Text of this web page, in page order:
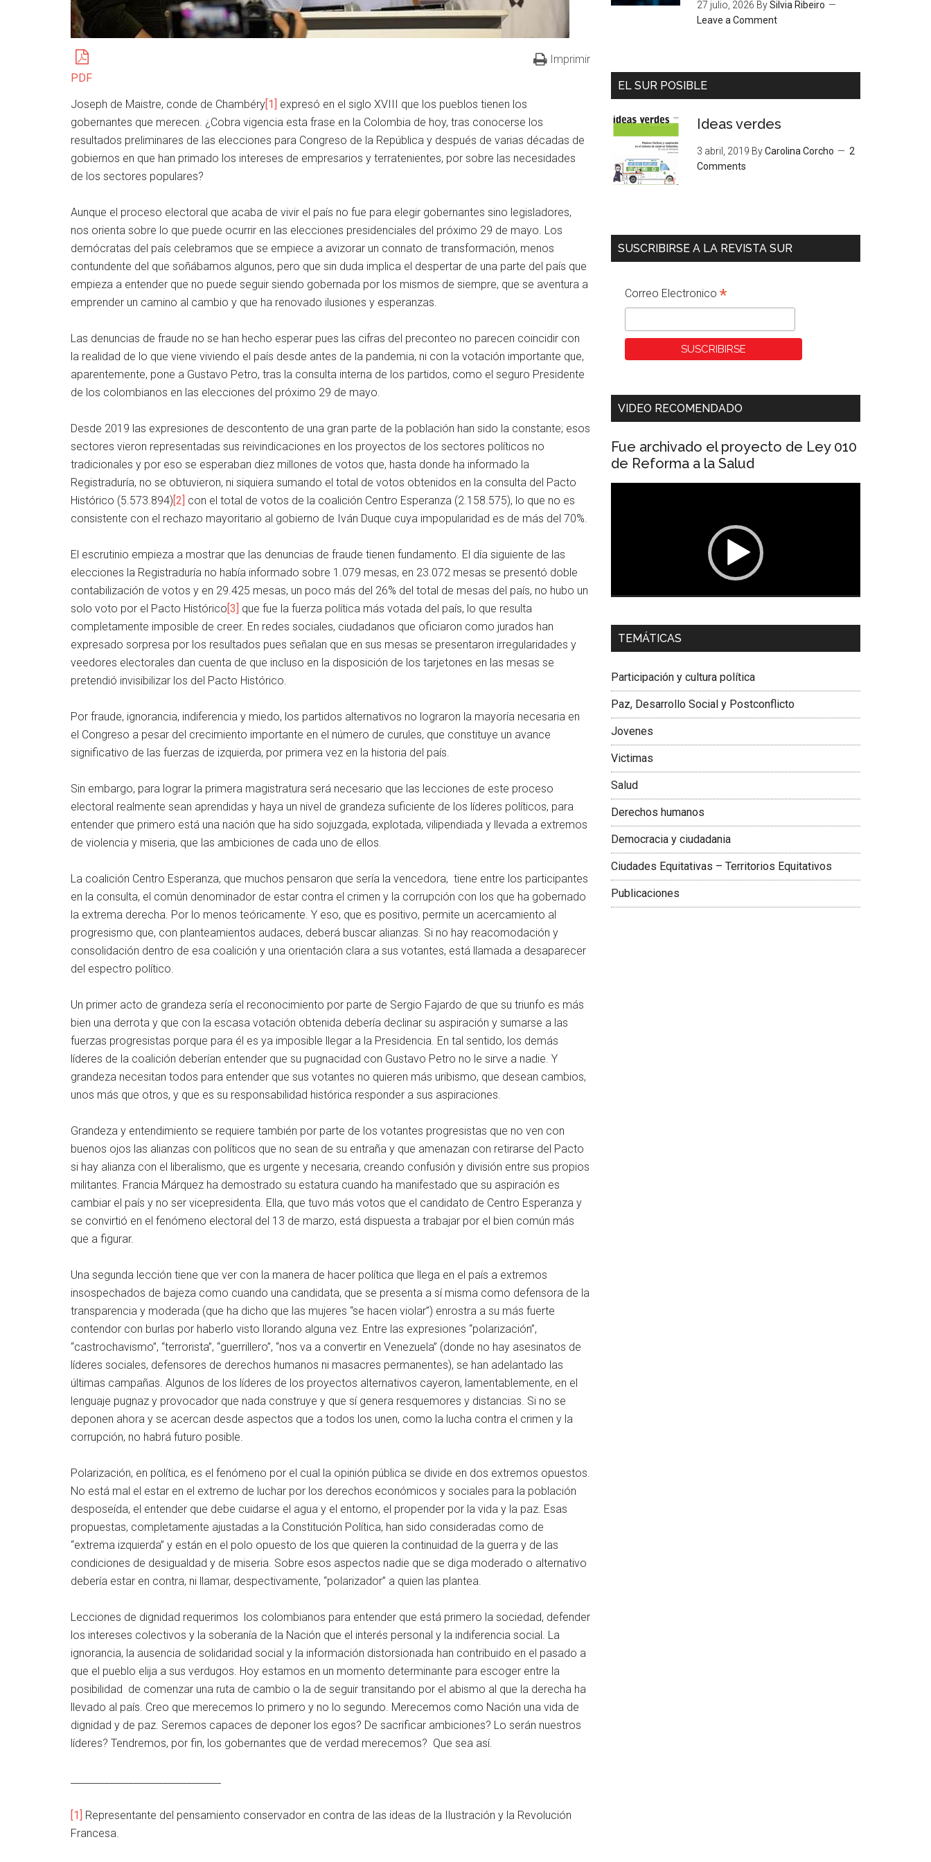
PDF
Imprimir
Joseph de Maistre, conde de Chambéry[1] expresó en el siglo XVIII que los pueblos tienen los
gobernantes que merecen. ¿Cobra vigencia esta frase en la Colombia de hoy, tras conocerse los
resultados preliminares de las elecciones para Congreso de la República y después de varias décadas de
gobiernos en que han primado los intereses de empresarios y terratenientes, por sobre las necesidades
de los sectores populares?
Aunque el proceso electoral que acaba de vivir el país no fue para elegir gobernantes sino legisladores,
nos orienta sobre lo que puede ocurrir en las elecciones presidenciales del próximo 29 de mayo. Los
demócratas del país celebramos que se empiece a avizorar un connato de transformación, menos
contundente del que soñábamos algunos, pero que sin duda implica el despertar de una parte del país que
empieza a entender que no puede seguir siendo gobernada por los mismos de siempre, que se aventura a
emprender un camino al cambio y que ha renovado ilusiones y esperanzas.
Las denuncias de fraude no se han hecho esperar pues las cifras del preconteo no parecen coincidir con
la realidad de lo que viene viviendo el país desde antes de la pandemia, ni con la votación importante que,
aparentemente, pone a Gustavo Petro, tras la consulta interna de los partidos, como el seguro Presidente
de los colombianos en las elecciones del próximo 29 de mayo.
Desde 2019 las expresiones de descontento de una gran parte de la población han sido la constante; esos
sectores vieron representadas sus reivindicaciones en los proyectos de los sectores políticos no
tradicionales y por eso se esperaban diez millones de votos que, hasta donde ha informado la
Registraduría, no se obtuvieron, ni siquiera sumando el total de votos obtenidos en la consulta del Pacto
Histórico (5.573.894)[2] con el total de votos de la coalición Centro Esperanza (2.158.575), lo que no es
consistente con el rechazo mayoritario al gobierno de Iván Duque cuya impopularidad es de más del 70%.
El escrutinio empieza a mostrar que las denuncias de fraude tienen fundamento. El día siguiente de las
elecciones la Registraduría no había informado sobre 1.079 mesas, en 23.072 mesas se presentó doble
contabilización de votos y en 29.425 mesas, un poco más del 26% del total de mesas del país, no hubo un
solo voto por el Pacto Histórico[3] que fue la fuerza política más votada del país, lo que resulta
completamente imposible de creer. En redes sociales, ciudadanos que oficiaron como jurados han
expresado sorpresa por los resultados pues señalan que en sus mesas se presentaron irregularidades y
veedores electorales dan cuenta de que incluso en la disposición de los tarjetones en las mesas se
pretendió invisibilizar los del Pacto Histórico.
Por fraude, ignorancia, indiferencia y miedo, los partidos alternativos no lograron la mayoría necesaria en
el Congreso a pesar del crecimiento importante en el número de curules, que constituye un avance
significativo de las fuerzas de izquierda, por primera vez en la historia del país.
Sin embargo, para lograr la primera magistratura será necesario que las lecciones de este proceso
electoral realmente sean aprendidas y haya un nivel de grandeza suficiente de los líderes políticos, para
entender que primero está una nación que ha sido sojuzgada, explotada, vilipendiada y llevada a extremos
de violencia y miseria, que las ambiciones de cada uno de ellos.
La coalición Centro Esperanza, que muchos pensaron que sería la vencedora, tiene entre los participantes
en la consulta, el común denominador de estar contra el crimen y la corrupción con los que ha gobernado
la extrema derecha. Por lo menos teóricamente. Y eso, que es positivo, permite un acercamiento al
progresismo que, con planteamientos audaces, deberá buscar alianzas. Si no hay reacomodación y
consolidación dentro de esa coalición y una orientación clara a sus votantes, está llamada a desaparecer
del espectro político.
Un primer acto de grandeza sería el reconocimiento por parte de Sergio Fajardo de que su triunfo es más
bien una derrota y que con la escasa votación obtenida debería declinar su aspiración y sumarse a las
fuerzas progresistas porque para él es ya imposible llegar a la Presidencia. En tal sentido, los demás
líderes de la coalición deberían entender que su pugnacidad con Gustavo Petro no le sirve a nadie. Y
grandeza necesitan todos para entender que sus votantes no quieren más uribismo, que desean cambios,
unos más que otros, y que es su responsabilidad histórica responder a sus aspiraciones.
Grandeza y entendimiento se requiere también por parte de los votantes progresistas que no ven con
buenos ojos las alianzas con políticos que no sean de su entraña y que amenazan con retirarse del Pacto
si hay alianza con el liberalismo, que es urgente y necesaria, creando confusión y división entre sus propios
militantes. Francia Márquez ha demostrado su estatura cuando ha manifestado que su aspiración es
cambiar el país y no ser vicepresidenta. Ella, que tuvo más votos que el candidato de Centro Esperanza y
se convirtió en el fenómeno electoral del 13 de marzo, está dispuesta a trabajar por el bien común más
que a figurar.
Una segunda lección tiene que ver con la manera de hacer política que llega en el país a extremos
insospechados de bajeza como cuando una candidata, que se presenta a sí misma como defensora de la
transparencia y moderada (que ha dicho que las mujeres “se hacen violar”) enrostra a su más fuerte
contendor con burlas por haberlo visto llorando alguna vez. Entre las expresiones “polarización”,
“castrochavismo”, “terrorista”, “guerrillero”, “nos va a convertir en Venezuela” (donde no hay asesinatos de
líderes sociales, defensores de derechos humanos ni masacres permanentes), se han adelantado las
últimas campañas. Algunos de los líderes de los proyectos alternativos cayeron, lamentablemente, en el
lenguaje pugnaz y provocador que nada construye y que sí genera resquemores y distancias. Si no se
deponen ahora y se acercan desde aspectos que a todos los unen, como la lucha contra el crimen y la
corrupción, no habrá futuro posible.
Polarización, en política, es el fenómeno por el cual la opinión pública se divide en dos extremos opuestos.
No está mal el estar en el extremo de luchar por los derechos económicos y sociales para la población
desposeída, el entender que debe cuidarse el agua y el entorno, el propender por la vida y la paz. Esas
propuestas, completamente ajustadas a la Constitución Política, han sido consideradas como de
“extrema izquierda” y están en el polo opuesto de los que quieren la continuidad de la guerra y de las
condiciones de desigualdad y de miseria. Sobre esos aspectos nadie que se diga moderado o alternativo
debería estar en contra, ni llamar, despectivamente, “polarizador” a quien las plantea.
Lecciones de dignidad requerimos los colombianos para entender que está primero la sociedad, defender
los intereses colectivos y la soberanía de la Nación que el interés personal y la indiferencia social. La
ignorancia, la ausencia de solidaridad social y la información distorsionada han contribuido en el pasado a
que el pueblo elija a sus verdugos. Hoy estamos en un momento determinante para escoger entre la
posibilidad de comenzar una ruta de cambio o la de seguir transitando por el abismo al que la derecha ha
llevado al país. Creo que merecemos lo primero y no lo segundo. Merecemos como Nación una vida de
dignidad y de paz. Seremos capaces de deponer los egos? De sacrificar ambiciones? Lo serán nuestros
líderes? Tendremos, por fin, los gobernantes que de verdad merecemos? Que sea así.
[1] Representante del pensamiento conservador en contra de las ideas de la Ilustración y la Revolución
Francesa.
27 julio, 2026 BySilvia Ribeiro
Leave a Comment
EL SUR POSIBLE
Ideas verdes
3 abril, 2019 ByCarolina Corcho
2
Comments
SUSCRIBIRSE A LA REVISTA SUR
Correo Electronico *
VIDEO RECOMENDADO
Fue archivado el proyecto de Ley 010
de Reforma a la Salud
Dra. Carolina Corcho Mejía,
Latinoamericana Sur, Vicepresidenta Federación
TEMÁTICAS
Participación y cultura política
Paz, Desarrollo Social y Postconflicto
Jovenes
Victimas
Salud
Derechos humanos
Democracia y ciudadania
Ciudades Equitativas – Territorios Equitativos
Publicaciones